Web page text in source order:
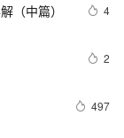
（中篇） 4
2
497